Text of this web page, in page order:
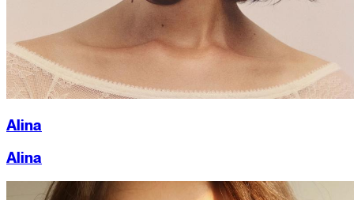
Alina
Alina